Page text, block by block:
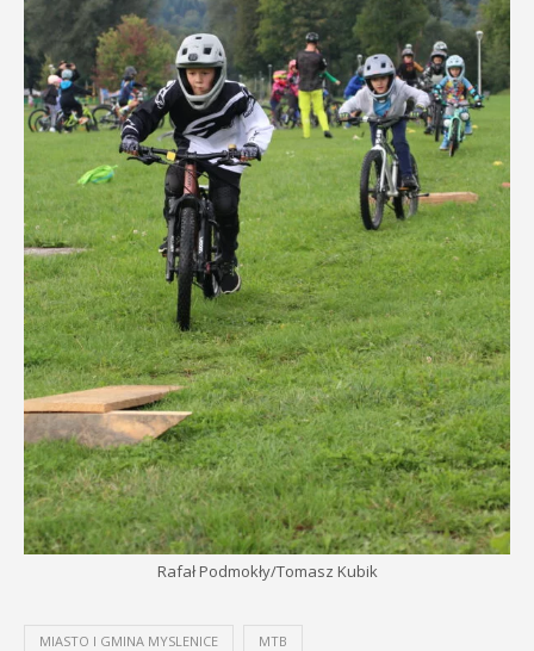
Rafał Podmokły/Tomasz Kubik
MIASTO I GMINA MYSLENICE MTB